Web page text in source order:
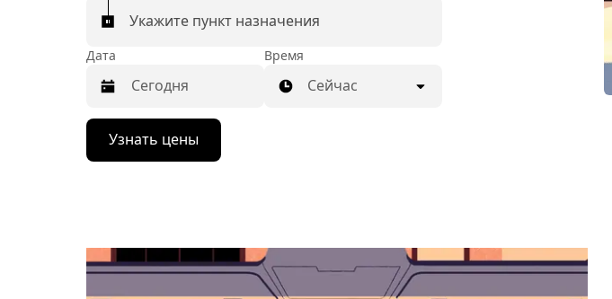
Укажите пункт назначения
Дата
Нажмите
стрелку
вниз,
выбрать
дату.
Время
Сейчас
Узнать цены